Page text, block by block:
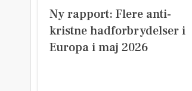
Ny rapport: Flere anti-
kristne hadforbrydelser i
Europa i maj 2026